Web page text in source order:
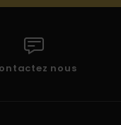
nous